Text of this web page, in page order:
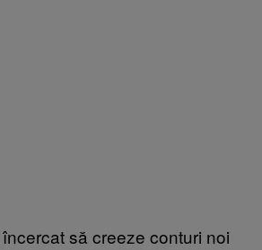
să creeze conturi noi